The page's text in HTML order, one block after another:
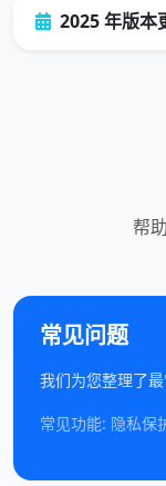
2025 年版本
帮
常见问题
我们为您整理了
常见功能: 隐私保